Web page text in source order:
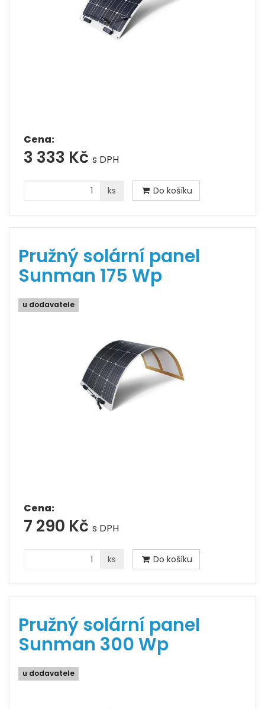
Cena:
3 333 Kč s DPH
ks Do košíku
Pružný solární panel
Sunman 175 Wp
u dodavatele
Cena:
7 290 Kč s DPH
ks Do košíku
Pružný solární panel
Sunman 300 Wp
u dodavatele